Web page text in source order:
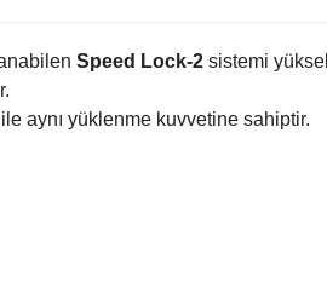
Speed Lock-2 sistemi
aynı yüklenme kuvvetine sahiptir.